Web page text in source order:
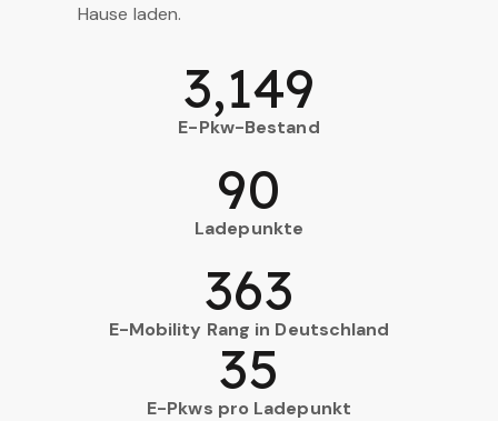
Hause laden.
E-Pkw-Bestand
3,149
Ladepunkte
90
E-Mobility Rang in Deutschland
363
E-Pkws pro Ladepunkt
35